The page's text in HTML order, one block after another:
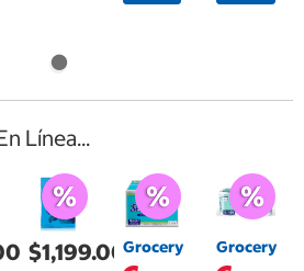
Línea...
$1,199.00Grocery Grocery